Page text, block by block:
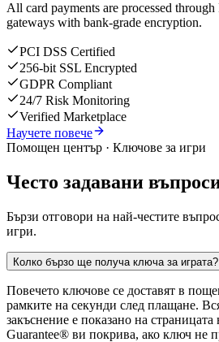
All card payments are processed
gateways with bank-grade encryption.
PCI DSS Certified
256-bit SSL Encrypted
GDPR Compliant
24/7 Risk Monitoring
Verified Marketplace
Научете повече
Помощен център · Ключове за игри
Често задавани
Бързи отговори на най-честите
игри.
Колко бързо ще получа ключа за играта?
Повечето ключове се доставят в
рамките на секунди след плащане.
закъснение е показано на
Guarantee® ви покрива, ако ключ не